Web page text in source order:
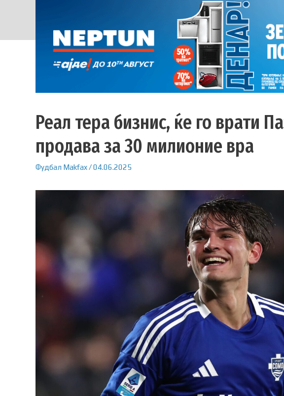
Реал тера бизнис, ќе го врати
продава за 30 милионие вра
Фудбал Makfax/04.06.2025